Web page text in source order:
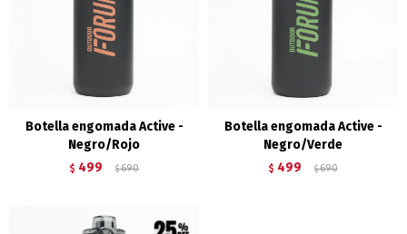
Botella engomada Active -
Negro/Rojo
$ 499 $ 690
Botella engomada Active -
Negro/Verde
$ 499 $ 690